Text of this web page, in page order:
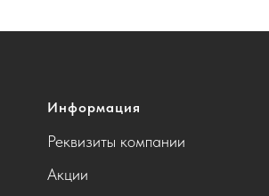
Информация
Реквизиты компании
Акции